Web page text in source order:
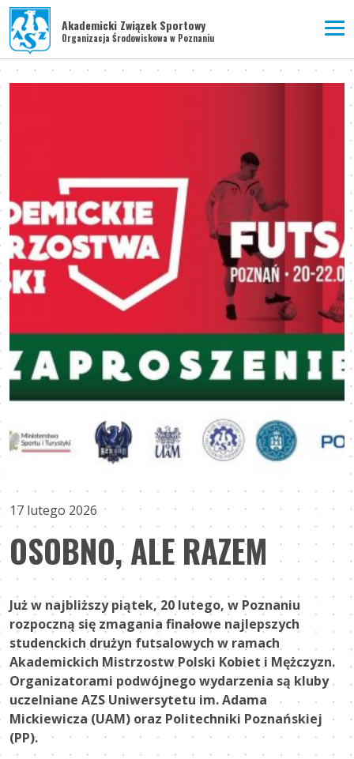
Akademicki Związek Sportowy
Organizacja Środowiskowa w Poznaniu
17 lutego 2026
OSOBNO, ALE RAZEM
Już w najbliższy piątek, 20 lutego, w Poznaniu
rozpoczną się zmagania finałowe najlepszych
studenckich drużyn futsalowych w ramach
Akademickich Mistrzostw Polski Kobiet i Mężczyzn.
Organizatorami podwójnego wydarzenia są kluby
uczelniane AZS Uniwersytetu im. Adama
Mickiewicza (UAM) oraz Politechniki Poznańskiej
(PP).